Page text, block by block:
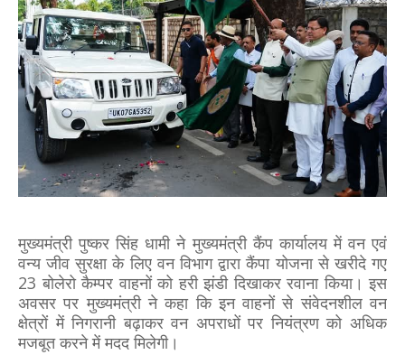
मुख्यमंत्री पुष्कर सिंह धामी ने मुख्यमंत्री कैंप कार्यालय में वन एवं
वन्य जीव सुरक्षा के लिए वन विभाग द्वारा कैंपा योजना से खरीदे गए
23 बोलेरो कैम्पर वाहनों को हरी झंडी दिखाकर रवाना किया। इस
अवसर पर मुख्यमंत्री ने कहा कि इन वाहनों से संवेदनशील वन
क्षेत्रों में निगरानी बढ़ाकर वन अपराधों पर नियंत्रण को अधिक
मजबूत करने में मदद मिलेगी।